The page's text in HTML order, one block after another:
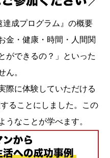
達成プログラム』の概要
金・健康・時間・人間関
ができるの？」といった
ん。
際に体験していただける
ることにしました。この
うなことが学べます。